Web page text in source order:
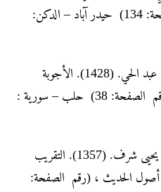
الكفاية في علم الرواية، (رقم الصفحة: 134) حيدر آباد – الدكن:
اللكنوي، أبو الحسنات محمد عبد الحي. (1428). الأجوبة
الفاضلة للأسئلة العشرة الكاملة، (رقم الصفحة: 38) حلب – سورية :
النووي، أبو زكريا محي الدين يحيى شرف. (1357). التقريب
في أصول الحديث ، (رقم الصفحة: